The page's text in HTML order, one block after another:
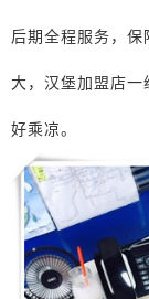
后期全程服务，
大，汉堡加盟店一
好乘凉。